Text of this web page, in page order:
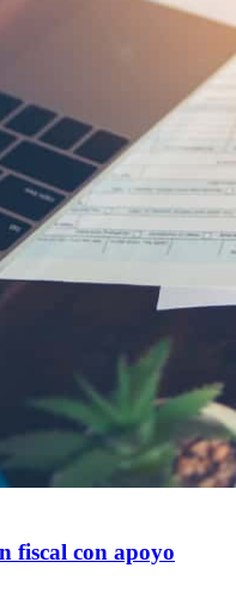
fiscal con apoyo